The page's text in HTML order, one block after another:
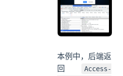
本例中，后端返
回
Access-